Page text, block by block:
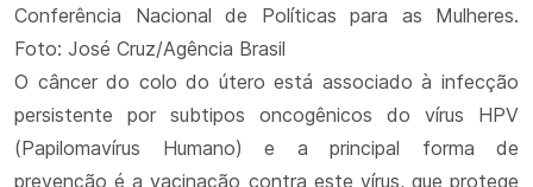
Conferência Nacional de Políticas para as Mulheres.
Foto: José Cruz/Agência Brasil
O câncer do colo do útero está associado à infecção
persistente por subtipos oncogênicos do vírus HPV
(Papilomavírus Humano) e a principal forma de
prevenção é a vacinação contra este vírus, que protege